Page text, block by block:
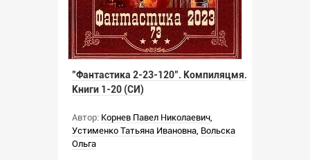
"Фантастика 2-23-120". Компиляцмя.
Книги 1-20 (СИ)
Автор: Корнев Павел Николаевич,
Устименко Татьяна Ивановна, Вольска
Ольга